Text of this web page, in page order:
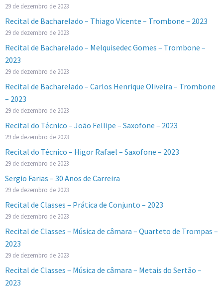
29 de dezembro de 2023
Recital de Bacharelado – Thiago Vicente – Trombone – 2023
29 de dezembro de 2023
Recital de Bacharelado – Melquisedec Gomes – Trombone –
2023
29 de dezembro de 2023
Recital de Bacharelado – Carlos Henrique Oliveira – Trombone
– 2023
29 de dezembro de 2023
Recital do Técnico – João Fellipe – Saxofone – 2023
29 de dezembro de 2023
Recital do Técnico – Higor Rafael – Saxofone – 2023
29 de dezembro de 2023
Sergio Farias – 30 Anos de Carreira
29 de dezembro de 2023
Recital de Classes – Prática de Conjunto – 2023
29 de dezembro de 2023
Recital de Classes – Música de câmara – Quarteto de Trompas –
2023
29 de dezembro de 2023
Recital de Classes – Música de câmara – Metais do Sertão –
2023